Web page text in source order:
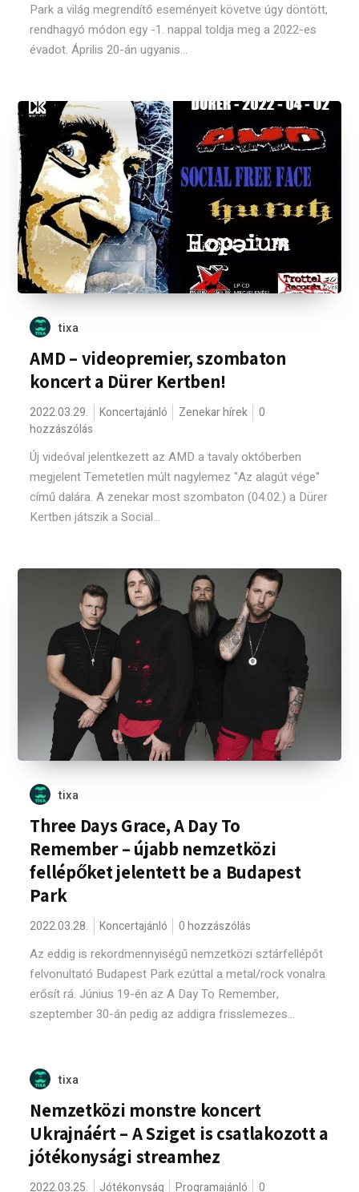
Park a világ megrendítő eseményeit követve úgy döntött,
rendhagyó módon egy -1. nappal toldja meg a 2022-es
évadot. Április 20-án ugyanis...
tixa
AMD – videopremier, szombaton
koncert a Dürer Kertben!
2022.03.29. Koncertajánló Zenekar hírek
0
hozzászólás
Új videóval jelentkezett az AMD a tavaly októberben
megjelent Temetetlen múlt nagylemez "Az alagút vége"
című dalára. A zenekar most szombaton (04.02.) a Dürer
Kertben játszik a Social...
tixa
Three Days Grace, A Day To
Remember – újabb nemzetközi
fellépőket jelentett be a Budapest
Park
2022.03.28. Koncertajánló 0 hozzászólás
Az eddig is rekordmennyiségű nemzetközi sztárfellépőt
felvonultató Budapest Park ezúttal a metal/rock vonalra
erősít rá. Június 19-én az A Day To Remember,
szeptember 30-án pedig az addigra frisslemezes...
tixa
Nemzetközi monstre koncert
Ukrajnáért – A Sziget is csatlakozott a
jótékonysági streamhez
2022.03.25. Jótékonyság Programajánló 0